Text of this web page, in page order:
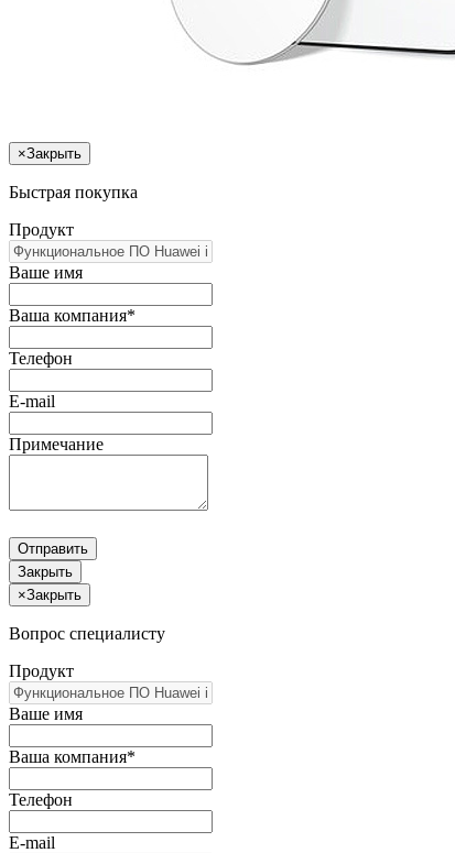
×Закрыть
Быстрая покупка
Продукт
Ваше имя
Ваша компания*
Телефон
E-mail
Примечание
Отправить
Закрыть
×Закрыть
Вопрос специалисту
Продукт
Ваше имя
Ваша компания*
Телефон
E-mail